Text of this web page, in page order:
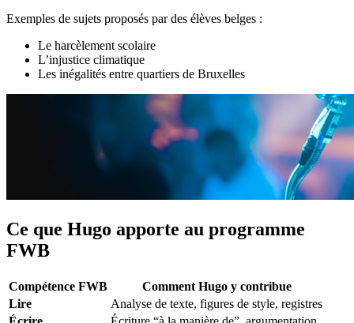
Exemples de sujets proposés par des élèves belges :
Le harcèlement scolaire
L’injustice climatique
Les inégalités entre quartiers de Bruxelles
Ce que Hugo apporte au programme
FWB
Compétence FWB
Comment Hugo y contribue
Lire
Analyse de texte, figures de style, registres